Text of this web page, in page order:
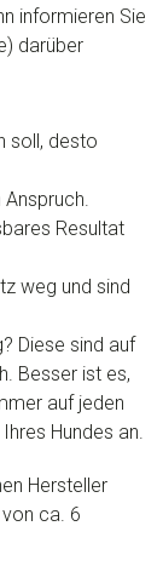
informieren Sie
darüber
soll, desto
Resultat
weg und sind
Diese sind auf
Besser ist es,
auf jeden
Hundes an.
Hersteller
ca. 6